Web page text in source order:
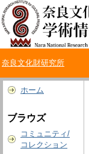
奈良文化財研究所
ホーム
ブラウズ
コミュニティ/
コレクション